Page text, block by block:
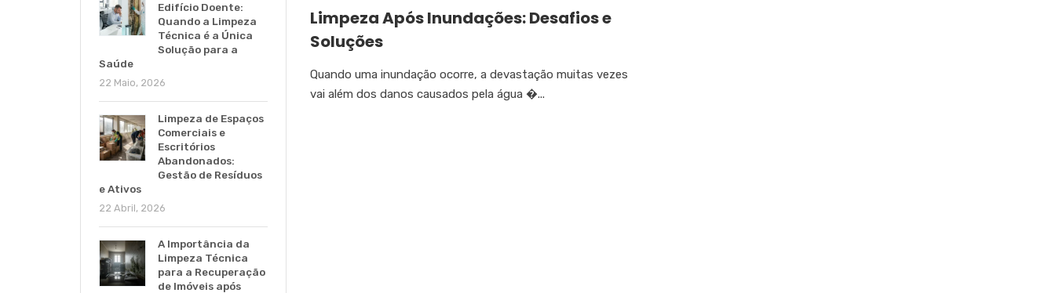
Limpeza Após Inundações: Desafios e
Soluções
Quando uma inundação ocorre, a devastação muitas vezes
vai além dos danos causados pela água �...
Edifício Doente:
Quando a Limpeza
Técnica é a Única
Solução para a
Saúde
22 Maio, 2026
Limpeza de Espaços
Comerciais e
Escritórios
Abandonados:
Gestão de Resíduos
e Ativos
22 Abril, 2026
A Importância da
Limpeza Técnica
para a Recuperação
de Imóveis após